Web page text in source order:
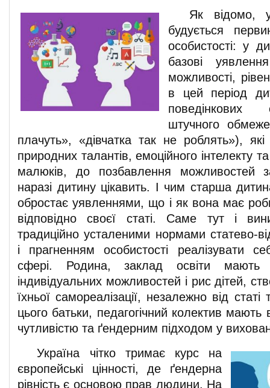
Як відомо, у
будується
особистості: у
базові
можливості,
в цей період
поведінкових
штучного
плачуть», «дівчатка так не роблять»),
природних талантів, емоційного інтелекту
малюків, до позбавлення можливостей
наразі дитину цікавить. І чим старша
обростає уявленнями, що і як вона має
відповідно своєї статі. Саме тут і
традиційно усталеними нормами статево-
і прагненням особистості реалізувати
сфері. Родина, заклад освіти мають
індивідуальних можливостей і рис дітей,
їхньої самореалізації, незалежно від
цього батьки, педагогічний колектив мають
чутливістю та ґендерним підходом у
Україна чітко тримає курс на
європейські цінності, де ґендерна
рівність є основою прав людини. На